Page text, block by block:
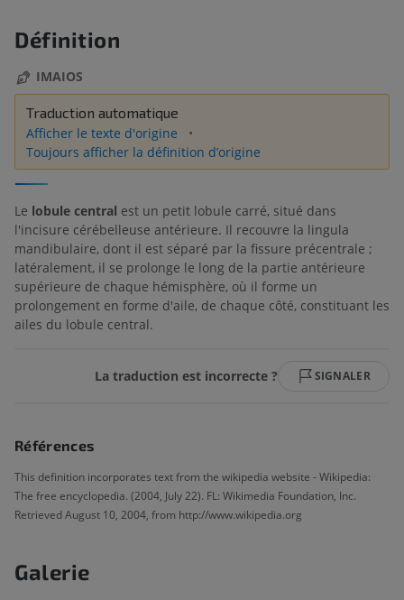
Définition
IMAIOS
Traduction automatique
Afficher le texte d'origine
Toujours afficher la définition d’origine
Le lobule central est un petit lobule carré, situé dans
l'incisure cérébelleuse antérieure. Il recouvre la lingula
mandibulaire, dont il est séparé par la fissure précentrale ;
latéralement, il se prolonge le long de la partie antérieure
supérieure de chaque hémisphère, où il forme un
prolongement en forme d'aile, de chaque côté, constituant les
ailes du lobule central.
La traduction est incorrecte ? SIGNALER
Références
This definition incorporates text from the wikipedia website - Wikipedia:
The free encyclopedia. (2004, July 22). FL: Wikimedia Foundation, Inc.
Retrieved August 10, 2004, from http://www.wikipedia.org
Galerie